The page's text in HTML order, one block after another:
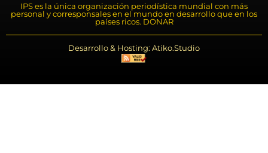
IPS es la única organización periodística mundial con más
personal y corresponsales en el mundo en desarrollo que en los
países ricos. DONAR
Desarrollo & Hosting: Atiko.Studio